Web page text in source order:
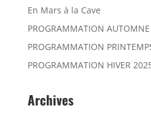
En Mars à la Cave
PROGRAMMATION
PROGRAMMATION
PROGRAMMATION HIVER
Archives